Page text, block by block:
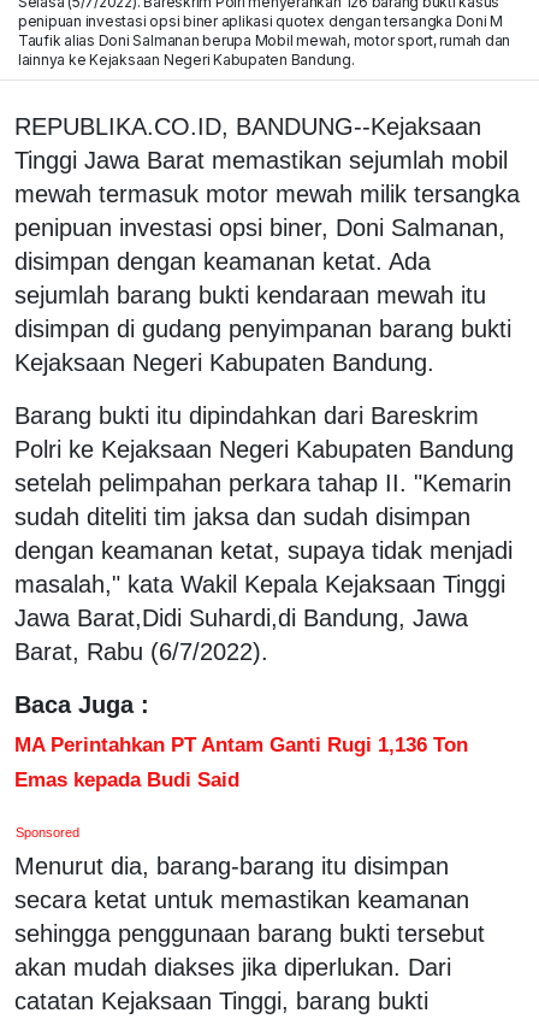
penipuan investasi opsi biner aplikasi quotex dengan tersangka Doni M
Taufik alias Doni Salmanan berupa Mobil mewah, motor sport, rumah dan
lainnya ke Kejaksaan Negeri Kabupaten Bandung.
REPUBLIKA.CO.ID, BANDUNG--Kejaksaan
Tinggi Jawa Barat memastikan sejumlah mobil
mewah termasuk motor mewah milik tersangka
penipuan investasi opsi biner, Doni Salmanan,
disimpan dengan keamanan ketat. Ada
sejumlah barang bukti kendaraan mewah itu
disimpan di gudang penyimpanan barang bukti
Kejaksaan Negeri Kabupaten Bandung.
Barang bukti itu dipindahkan dari Bareskrim
Polri ke Kejaksaan Negeri Kabupaten Bandung
setelah pelimpahan perkara tahap II. "Kemarin
sudah diteliti tim jaksa dan sudah disimpan
dengan keamanan ketat, supaya tidak menjadi
masalah," kata Wakil Kepala Kejaksaan Tinggi
Jawa Barat,Didi Suhardi,di Bandung, Jawa
Barat, Rabu (6/7/2022).
Baca Juga :
MA Perintahkan PT Antam Ganti Rugi 1,136 Ton
Emas kepada Budi Said
Sponsored
Menurut dia, barang-barang itu disimpan
secara ketat untuk memastikan keamanan
sehingga penggunaan barang bukti tersebut
akan mudah diakses jika diperlukan. Dari
catatan Kejaksaan Tinggi, barang bukti